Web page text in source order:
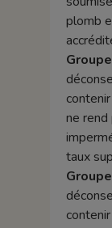
plomb
ne
taux